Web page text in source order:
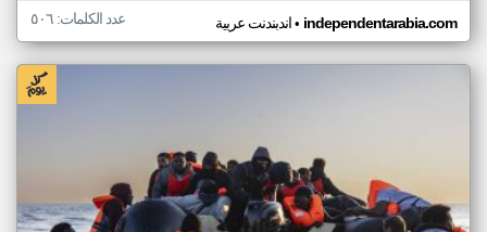
اندبندنت عربية• independentarabia.com عدد الكلمات: ٥٠٦